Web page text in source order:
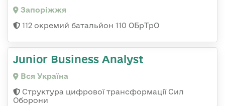
Запоріжжя
112 окремий батальйон 110 ОБрТрО
Junior Business Analyst
Вся Україна
Структура цифрової трансформації Сил
Оборони